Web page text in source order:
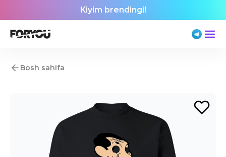
Kiyim brendingi!
Bosh sahifa